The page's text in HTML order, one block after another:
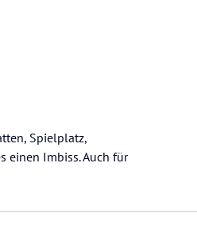
Spielplatz,
einen Imbiss. Auch für